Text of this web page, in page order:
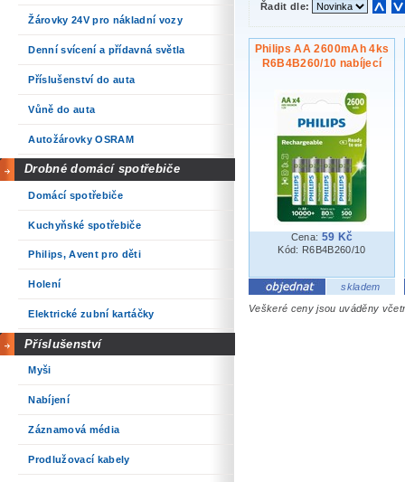
Žárovky 24V pro nákladní vozy
Denní svícení a přídavná světla
Příslušenství do auta
Vůně do auta
Autožárovky OSRAM
Drobné domácí spotřebiče
Domácí spotřebiče
Kuchyňské spotřebiče
Philips, Avent pro děti
Holení
Elektrické zubní kartáčky
Příslušenství
Myši
Nabíjení
Záznamová média
Prodlužovací kabely
Řadit dle:
Philips AA 2600mAh 4ks
R6B4B260/10 nabíjecí
Cena: 59 Kč
Kód: R6B4B260/10
skladem
Veškeré ceny jsou uváděny